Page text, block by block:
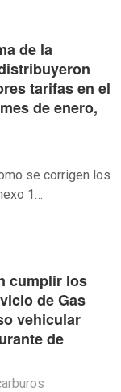
de la
tarifas en el
de enero,
se corrigen los
1…
cumplir los
de Gas
vehicular
de